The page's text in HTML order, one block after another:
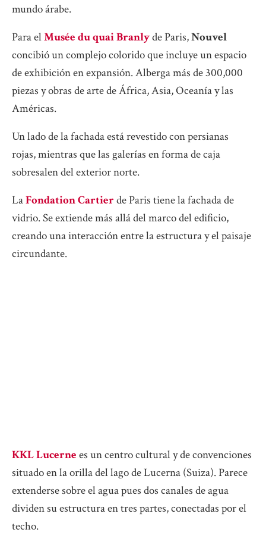
mundo árabe.
Para elMusée du quai Branlyde Paris,Nouvel
concibió un complejo colorido que incluye un espacio
de exhibición en expansión. Alberga más de 300,000
piezas y obras de arte de África, Asia, Oceanía y las
Américas.
Un lado de la fachada está revestido con persianas
rojas, mientras que las galerías en forma de caja
sobresalen del exterior norte.
LaFondation Cartier de Paris tiene la fachada de
vidrio. Se extiende más allá del marco del edificio,
creando una interacción entre la estructura y el paisaje
circundante.
KKL Lucerne es un centro cultural y de convenciones
situado en la orilla del lago de Lucerna (Suiza). Parece
extenderse sobre el agua pues dos canales de agua
dividen su estructura en tres partes, conectadas por el
techo.